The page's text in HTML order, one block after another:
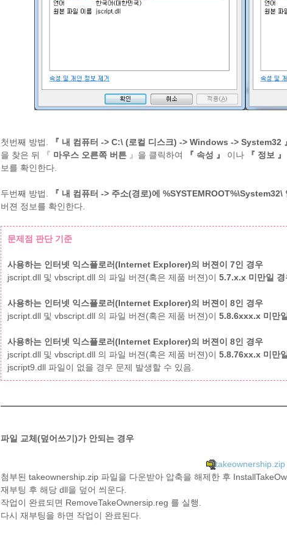
첫번째 방법. 『 내 컴퓨터 -> C:\ (로컬 디스크) -> Windows -> System32
을 찾은 뒤 『 마우스 오른쪽 버튼 』을 클릭하여 『 속성 』 이나 『 정보 』
보를 확인한다.
두번째 방법. 『 내 컴퓨터 -> 주소(경로)에 %SYSTEMROOT%\System32\
버젼 정보를 확인한다.
문제점 판단 기준
사용하는 인터넷 익스플로러(Internet Explorer)의 버젼이 7인 경우
jscript.dll 및 vbscript.dll 의 파일 버젼(혹은 제품 버젼)이5.7.x.x 미만일 경
사용하는 인터넷 익스플로러(Internet Explorer)의 버젼이 8인 경우
jscript.dll 및 vbscript.dll 의 파일 버젼(혹은 제품 버젼)이5.8.6xxx.x 미만
사용하는 인터넷 익스플로러(Internet Explorer)의 버젼이 8인 경우
jscript.dll 및 vbscript.dll 의 파일 버젼(혹은 제품 버젼)이5.8.76xx.x 미만
jscript9.dll 파일이 없을 경우 문제 발생할 수 있음.
파일 교체(덮어쓰기)가 안되는 경우
takeownership.zip
첨부된 takeownership.zip 파일을 다운받아 압축을 해제한 후
재부팅 후 해당 dll을 덮어 씌운다.
작업이 완료되면 RemoveTakeOwnersip.reg 를 실행.
다시 재부팅을 하면 작업이 완료된다.